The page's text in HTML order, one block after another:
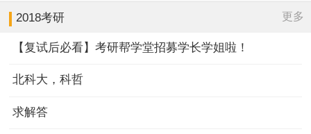
2018考研 更多
【复试后必看】考研帮学堂招募学长学姐啦！
北科大，科哲
求解答